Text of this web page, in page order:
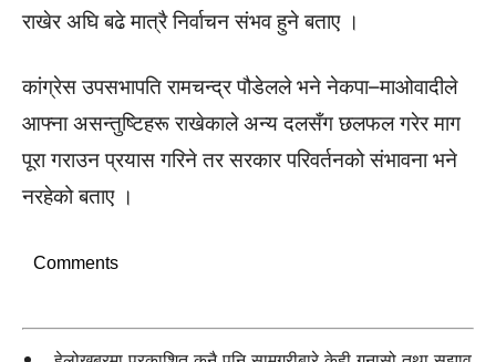
राखेर अघि बढे मात्रै निर्वाचन संभव हुने बताए ।
कांग्रेस उपसभापति रामचन्द्र पौडेलले भने नेकपा–माओवादीले
आफ्ना असन्तुष्टिहरू राखेकाले अन्य दलसँग छलफल गरेर माग
पूरा गराउन प्रयास गरिने तर सरकार परिवर्तनको संभावना भने
नरहेको बताए ।
Comments